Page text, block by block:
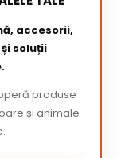
accesorii,
soluții
produse
și animale